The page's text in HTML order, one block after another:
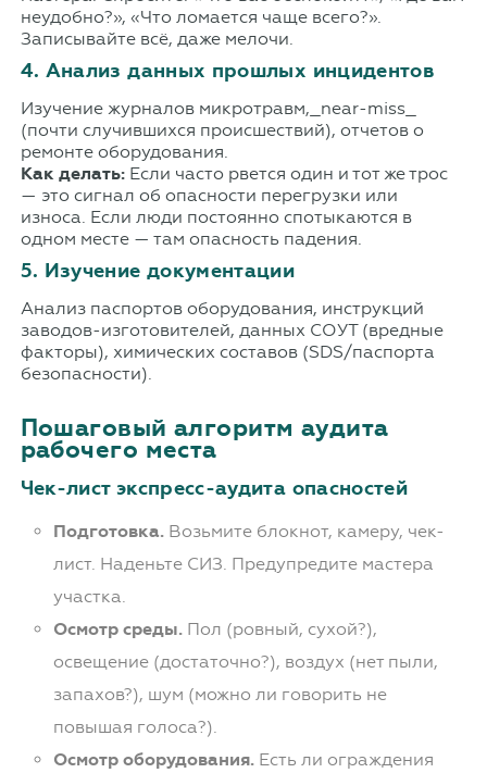
неудобно?», «Что ломается чаще всего?».
Записывайте всё, даже мелочи.
4. Анализ данных прошлых инцидентов
Изучение журналов микротравм,_near-miss_
(почти случившихся происшествий), отчетов о
ремонте оборудования.
Как делать:Если часто рвется один и тот же трос
— это сигнал об опасности перегрузки или
износа. Если люди постоянно спотыкаются в
одном месте — там опасность падения.
5. Изучение документации
Анализ паспортов оборудования, инструкций
заводов-изготовителей, данных СОУТ (вредные
факторы), химических составов (SDS/паспорта
безопасности).
Пошаговый алгоритм аудита
рабочего места
Чек-лист экспресс-аудита опасностей
Подготовка.Возьмите блокнот, камеру, чек-
лист. Наденьте СИЗ. Предупредите мастера
участка.
Осмотр среды.Пол (ровный, сухой?),
освещение (достаточно?), воздух (нет пыли,
запахов?), шум (можно ли говорить не
повышая голоса?).
Осмотр оборудования.Есть ли ограждения